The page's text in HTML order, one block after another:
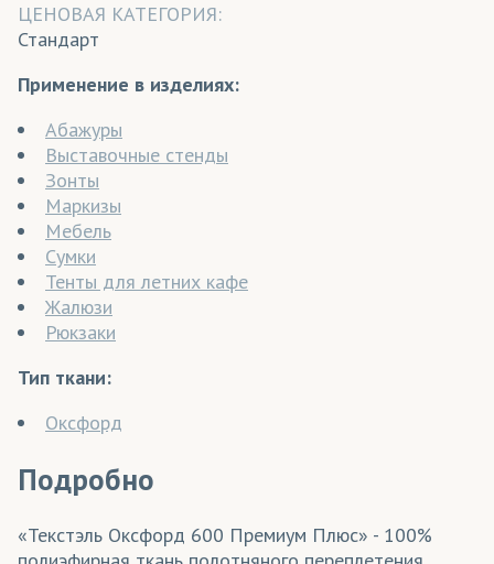
ЦЕНОВАЯ КАТЕГОРИЯ:
Стандарт
Применение в изделиях:
Абажуры
Выставочные стенды
Зонты
Маркизы
Мебель
Сумки
Тенты для летних кафе
Жалюзи
Рюкзаки
Тип ткани:
Оксфорд
Подробно
«Текстэль Оксфорд 600 Премиум Плюс» - 100%